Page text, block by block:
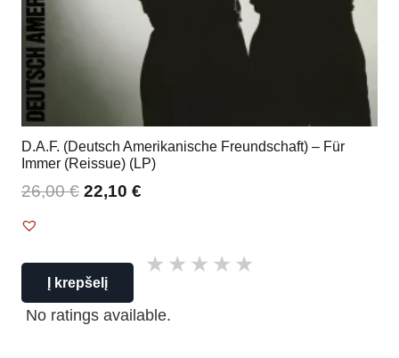
D.A.F. (Deutsch Amerikanische Freundschaft) – Für
Immer (Reissue) (LP)
26,00€ 22,10 €
Į krepšelį
No ratings available.